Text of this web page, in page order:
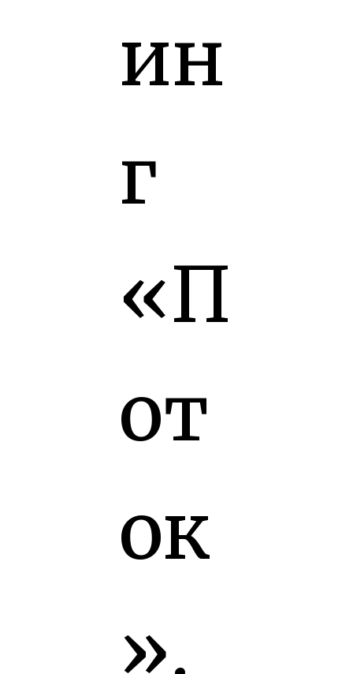
ин
г
«П
от
ок
».